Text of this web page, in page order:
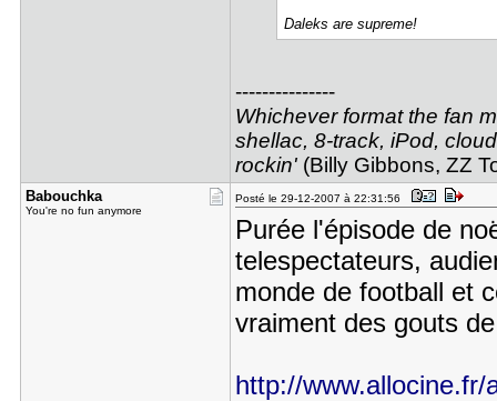
Daleks are supreme!
---------------
Whichever format the fan
shellac, 8-track, iPod,
rockin'(Billy Gibbons, ZZ
Babouchka
You're no fun anymore
Posté le 29-12-2007 à 22:31:56
Purée l'épisode de
telespectateurs,
monde de football et
vraiment des gouts
http://